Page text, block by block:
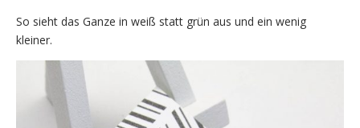
So sieht das Ganze in weiß statt grün aus und ein wenig
kleiner.